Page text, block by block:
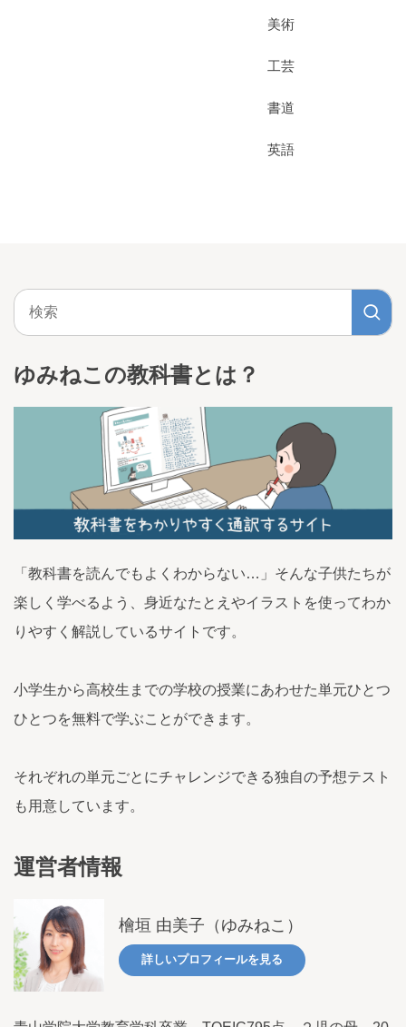
美術
工芸
書道
英語
ゆみねこの教科書とは？
「教科書を読んでもよくわからない…」そんな子供たちが
楽しく学べるよう、身近なたとえやイラストを使ってわか
りやすく解説しているサイトです。
小学生から高校生までの学校の授業にあわせた単元ひとつ
ひとつを無料で学ぶことができます。
それぞれの単元ごとにチャレンジできる独自の予想テスト
も用意しています。
運営者情報
檜垣 由美子（ゆみねこ）
詳しいプロフィールを見る